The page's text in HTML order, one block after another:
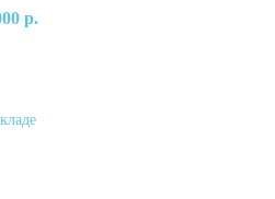
р.
В корзину